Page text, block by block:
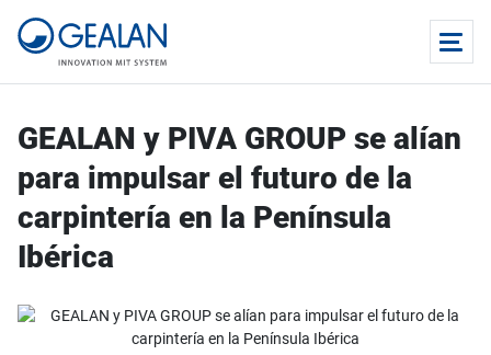
GEALAN y PIVA GROUP se alían
para impulsar el futuro de la
carpintería en la Península
Ibérica